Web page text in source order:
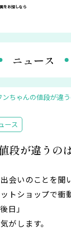
をお探しなら
ニュース
ンちゃんの値段が違
ース
段が違うの
会いのことを聞
トショップで衝
日」
がします。